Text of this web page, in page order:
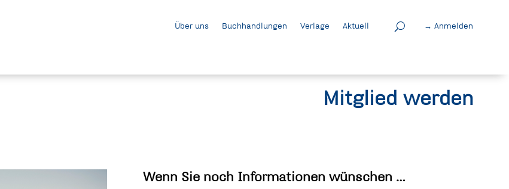
Über uns Buchhandlungen Verlage Aktuell → Anmelden
Mitglied werden
Wenn Sie noch Informationen wünschen …